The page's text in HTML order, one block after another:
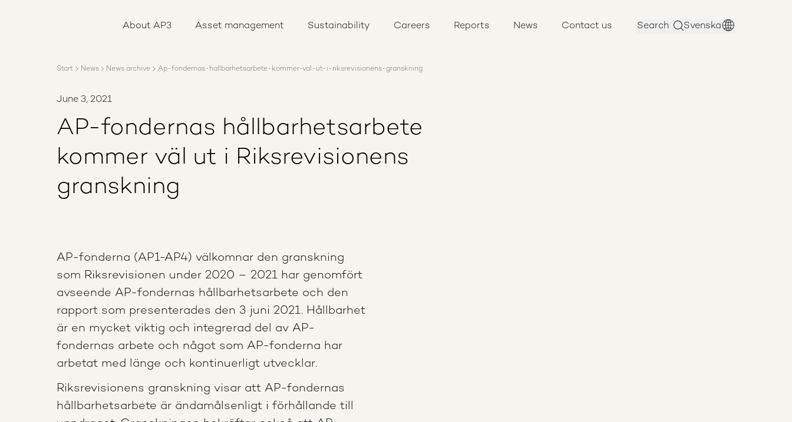
About AP3 Asset management Sustainability Careers Reports News Contact us Search Svenska
Start News News archive Ap-fondernas-hallbarhetsarbete-kommer-val-ut-i-riksrevisionens-granskning
June 3, 2021
AP-fondernas hållbarhetsarbete
kommer väl ut i Riksrevisionens
granskning
AP-fonderna (AP1-AP4) välkomnar den granskning
som Riksrevisionen under 2020 – 2021 har genomfört
avseende AP-fondernas hållbarhetsarbete och den
rapport som presenterades den 3 juni 2021. Hållbarhet
är en mycket viktig och integrerad del av AP-
fondernas arbete och något som AP-fonderna har
arbetat med länge och kontinuerligt utvecklar.
Riksrevisionens granskning visar att AP-fondernas
hållbarhetsarbete är ändamålsenligt i förhållande till